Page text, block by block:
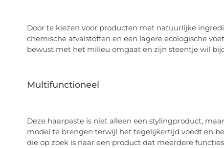
Door te kiezen voor producten met natuurlijke
chemische afvalstoffen en een lagere ecologische
bewust met het milieu omgaat en zijn steentje wil
Multifunctioneel
Deze haarpaste is niet alleen een stylingproduct,
model te brengen terwijl het tegelijkertijd voedt en
die op zoek is naar een product dat meerdere